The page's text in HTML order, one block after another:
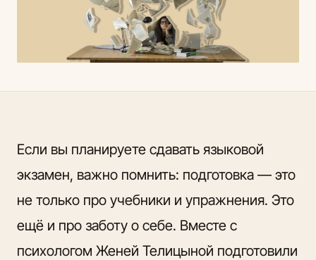
Если вы планируете сдавать языковой
экзамен, важно помнить: подготовка — это
не только про учебники и упражнения. Это
ещё и про заботу о себе. Вместе с
психологом Женей Телицыной подготовили